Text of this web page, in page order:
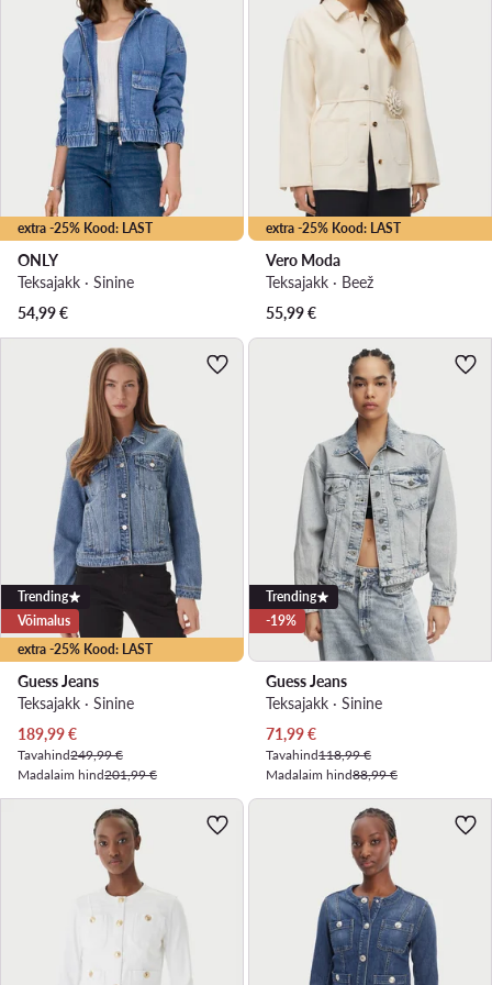
extra -25% Kood: LAST
ONLY
Teksajakk · Sinine
54,99€
extra -25% Kood: LAST
Vero Moda
Teksajakk · Beež
55,99€
extra -25% Kood: LAST
Trending
Võimalus
Guess Jeans
Teksajakk · Sinine
Praegune hind
189,99€
Tavahind249,99 €
Madalaim hind201,99 €
Trending
-19%
Guess Jeans
Teksajakk · Sinine
Praegune hind
71,99€
Tavahind118,99 €
Madalaim hind88,99 €